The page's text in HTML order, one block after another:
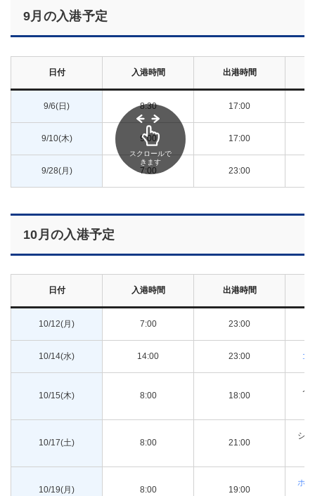
9月の入港予定
日付 入港時間 出港時間
9/6(日) 8:30 17:00
9/10(木) 9:00 17:00
9/28(月) 7:00 23:00
スクロールで
きます
10月の入港予定
日付 入港時間 出港時間
10/12(月) 7:00 23:00
10/14(水) 14:00 23:00 コ
10/15(木) 8:00 18:00
ノ
10/17(土) 8:00 21:00
シ
10/19(月) 8:00 19:00
ホ